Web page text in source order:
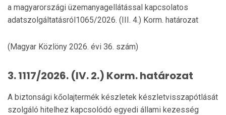
a magyarországi üzemanyagellátással kapcsolatos
adatszolgáltatásról1065/2026. (III. 4.) Korm. határozat
(Magyar Közlöny 2026. évi 36. szám)
3. 1117/2026. (IV. 2.) Korm. határozat
A biztonsági kőolajtermék készletek készletvisszapótlását
szolgáló hitelhez kapcsolódó egyedi állami kezesség